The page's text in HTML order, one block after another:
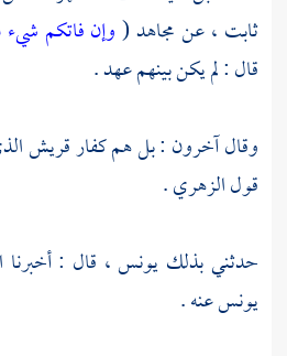
ثابت ،عنمجاهد(وإن فاتكم شيء
قال : لم يكن بينهم عهد .
وقال آخرون : بل هم كفارقريش
قولالزهري.
حدثني بذلك يونس ، قال : أخبرنا
يونسعنه .